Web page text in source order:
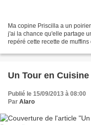
Ma copine Priscilla a un
j'ai la chance qu'elle partage
repéré cette recette de
Un Tour en
Publié le 15/09/2013 à 08:00
Par Alaro